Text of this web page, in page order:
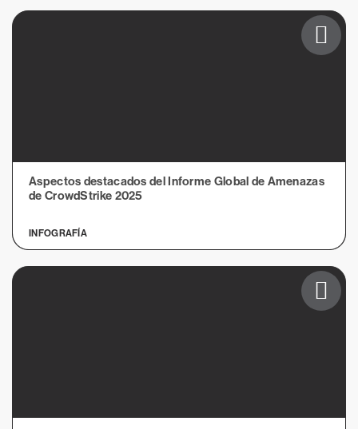
Aspectos destacados del Informe Global de Amenazas
de CrowdStrike 2025
INFOGRAFÍA